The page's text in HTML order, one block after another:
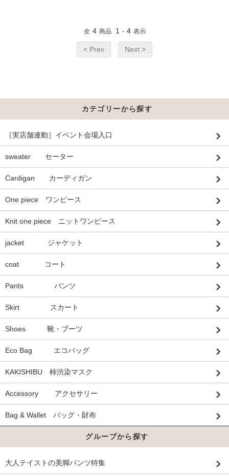
全 4 商品 1 - 4 表示
< Prev Next >
カテゴリーから探す
［実店舗連動］イベント会場入口
sweater セーター
Cardigan カーディガン
One piece ワンピース
Knit one piece ニットワンピース
jacket ジャケット
coat コート
Pants パンツ
Skirt スカート
Shoes 靴・ブーツ
Eco Bag エコバッグ
KAKISHIBU 柿渋染マスク
Accessory アクセサリー
Bag & Wallet バッグ・財布
グループから探す
大人テイストの美脚パンツ特集